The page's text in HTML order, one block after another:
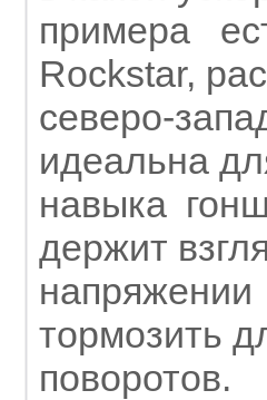
примера
Rockstar,
северо-
идеальна
навыка
держит
тормозить
поворотов.